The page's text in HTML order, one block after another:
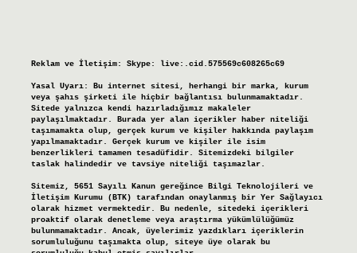
Reklam ve İletişim: Skype: live:.cid.575569c608265c69
Yasal Uyarı:
Bu internet sitesi, herhangi bir marka, kurum
veya şahıs şirketi ile hiçbir bağlantısı bulunmamaktadır.
Sitede yalnızca kendi hazırladığımız makaleler
paylaşılmaktadır. Burada yer alan içerikler haber niteliği
taşımamakta olup, gerçek kurum ve kişiler hakkında paylaşım
yapılmamaktadır. Gerçek kurum ve kişiler ile isim
benzerlikleri tamamen tesadüfidir. Sitemizdeki bilgiler
taslak halindedir ve tavsiye niteliği taşımazlar.
Sitemiz, 5651 Sayılı Kanun gereğince Bilgi Teknolojileri ve
İletişim Kurumu (BTK) tarafından onaylanmış bir Yer Sağlayıcı
olarak hizmet vermektedir. Bu nedenle, sitedeki içerikleri
proaktif olarak denetleme veya araştırma yükümlülüğümüz
bulunmamaktadır. Ancak, üyelerimiz yazdıkları içeriklerin
sorumluluğunu taşımakta olup, siteye üye olarak bu